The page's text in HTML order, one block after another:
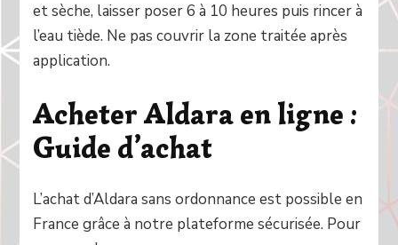
et sèche, laisser poser 6 à 10 heures puis rincer à
l’eau tiède. Ne pas couvrir la zone traitée après
application.
Acheter Aldara en ligne :
Guide d’achat
L’achat d’Aldara sans ordonnance est possible en
France grâce à notre plateforme sécurisée. Pour